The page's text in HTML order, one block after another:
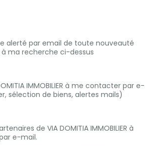
alerté par email de toute nouveauté
ma recherche ci-dessus
IMMOBILIER à me contacter par e-
sélection de biens, alertes mails)
de VIA DOMITIA IMMOBILIER à
e-mail.